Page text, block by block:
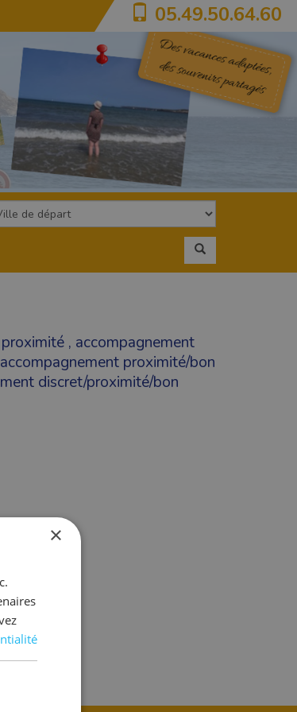
05.49.50.64.60
, accompagnement
accompagnement proximité/bon
discret/proximité/bon
×